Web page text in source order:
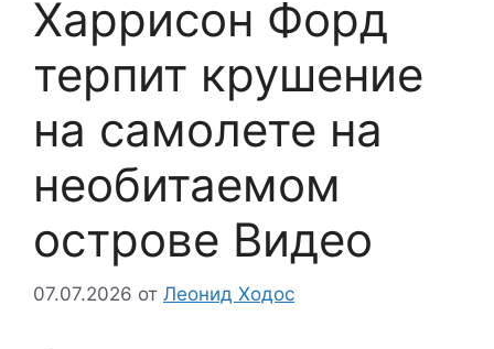
Харрисон Форд
терпит крушение
на самолете на
необитаемом
острове Видео
07.07.2026 от Леонид Ходос